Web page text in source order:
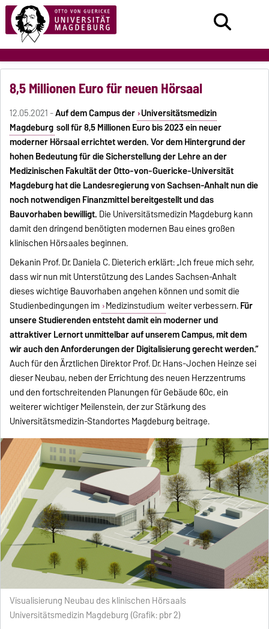
8,5 Millionen Euro für neuen Hörsaal
12.05.2021 -Auf dem Campus der Universitätsmedizin
Magdeburg soll für 8,5 Millionen Euro bis 2023 ein neuer
moderner Hörsaal errichtet werden. Vor dem Hintergrund der
hohen Bedeutung für die Sicherstellung der Lehre an der
Medizinischen Fakultät der Otto-von-Guericke-Universität
Magdeburg hat die Landesregierung von Sachsen-Anhalt nun die
noch notwendigen Finanzmittel bereitgestellt und das
Bauvorhaben bewilligt. Die Universitätsmedizin Magdeburg kann
damit den dringend benötigten modernen Bau eines großen
klinischen Hörsaales beginnen.
Dekanin Prof. Dr. Daniela C. Dieterich erklärt: „Ich freue mich sehr,
dass wir nun mit Unterstützung des Landes Sachsen-Anhalt
dieses wichtige Bauvorhaben angehen können und somit die
Studienbedingungen im Medizinstudium weiter verbessern.Für
unsere Studierenden entsteht damit ein moderner und
attraktiver Lernort unmittelbar auf unserem Campus, mit dem
wir auch den Anforderungen der Digitalisierung gerecht werden.“
Auch für den Ärztlichen Direktor Prof. Dr. Hans-Jochen Heinze sei
dieser Neubau, neben der Errichtung des neuen Herzzentrums
und den fortschreitenden Planungen für Gebäude 60c, ein
weiterer wichtiger Meilenstein, der zur Stärkung des
Universitätsmedizin-Standortes Magdeburg beitrage.
Visualisierung Neubau des klinischen Hörsaals
Universitätsmedizin Magdeburg (Grafik: pbr 2)